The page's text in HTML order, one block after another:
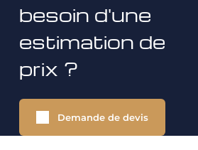
besoin d'une
estimation de
prix ?
Demande de devis